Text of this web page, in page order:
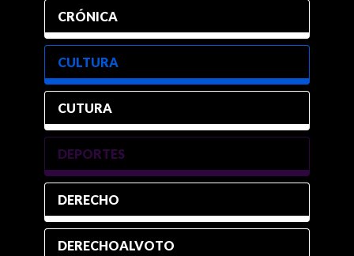
CRÓNICA
CULTURA
CUTURA
DEPORTES
DERECHO
DERECHOALVOTO